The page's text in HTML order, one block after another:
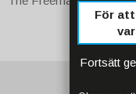
För att
Fortsätt